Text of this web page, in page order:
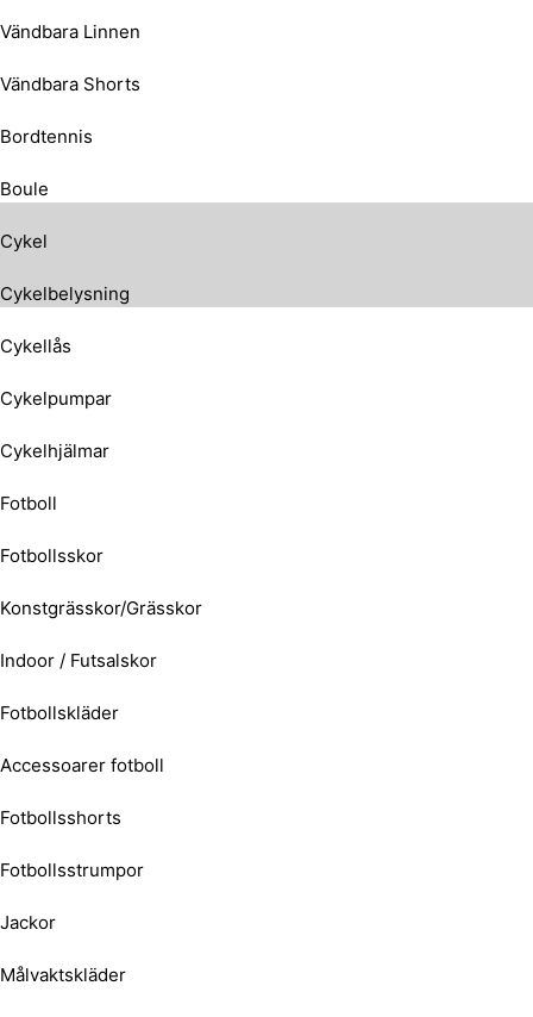
Vändbara Linnen
Vändbara Shorts
Bordtennis
Boule
Cykel
Cykelbelysning
Cykellås
Cykelpumpar
Cykelhjälmar
Fotboll
Fotbollsskor
Konstgrässkor/Grässkor
Indoor / Futsalskor
Fotbollskläder
Accessoarer fotboll
Fotbollsshorts
Fotbollsstrumpor
Jackor
Målvaktskläder